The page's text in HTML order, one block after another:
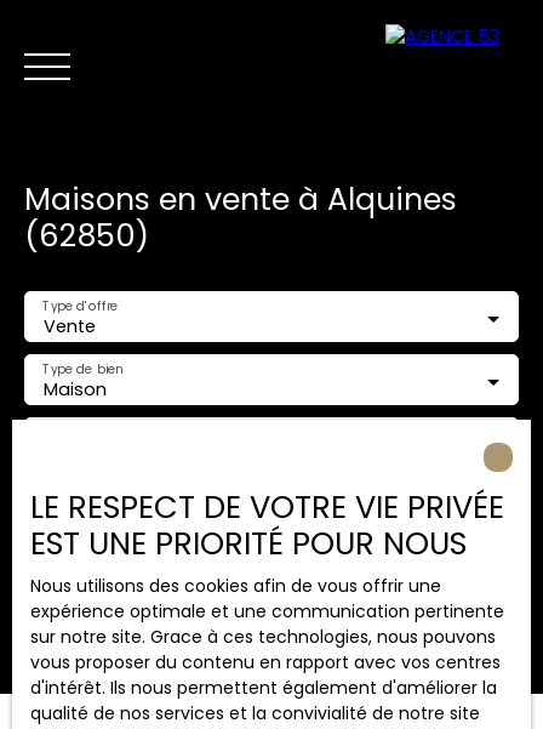
NOS ANNONCES NOS SERVICES
Nous
Estimer mon
Maisons en vente à Alquines
(62850)
Vente
Type d'offre
Maison
Type de bien
Budget max (€)
Rechercher
LE RESPECT DE VOTRE VIE PRIVÉE
EST UNE PRIORITÉ POUR NOUS
Nous utilisons des cookies afin de vous offrir une
expérience optimale et une communication pertinente
sur notre site. Grace à ces technologies, nous pouvons
vous proposer du contenu en rapport avec vos centres
d'intérêt. Ils nous permettent également d'améliorer la
qualité de nos services et la convivialité de notre site